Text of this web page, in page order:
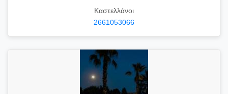
Καστελλάνοι
2661053066